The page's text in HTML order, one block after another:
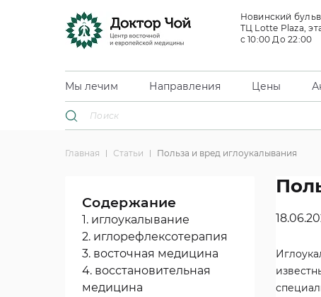
Новинский
ТЦ Lotte Plaza,
с 10:00 До 22:00
Мы лечим Направления Цены
Главная Статьи Польза и вред иглоукалывания
Содержание
1. иглоукалывание
2. иглорефлексотерапия
3. восточная медицина
4. восстановительная
медицина